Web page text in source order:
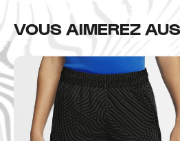
VOUS AIMEREZ